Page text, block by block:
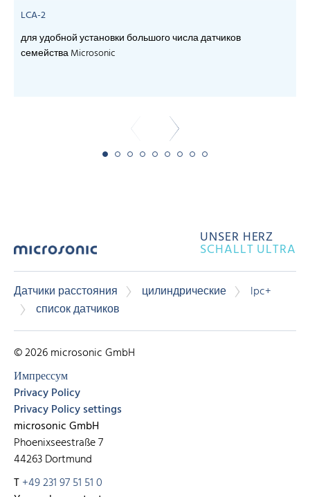
LCA-2
для удобной установки большого числа датчиков
семейства Microsonic
UNSER HERZ
SCHALLT ULTRA
Датчики расстояния цилиндрические
lpc+
список датчиков
© 2026 microsonic GmbH
Импрессум
Privacy Policy
Privacy Policy settings
microsonic GmbH
Phoenixseestraße 7
44263 Dortmund
T+49 231 97 51 51 0